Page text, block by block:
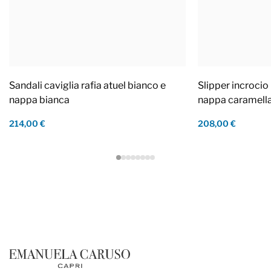
Sandali caviglia rafia atuel bianco e
nappa bianca
214,00 €
Slipper incrocio
nappa
208,00 €